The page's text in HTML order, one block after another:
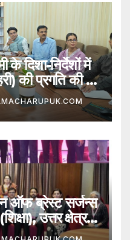
के दिशा-निर्देशों में
की प्रगति की हुई
ऑफ ब्रेस्ट सर्जन्स
उत्तर क्षेत्र